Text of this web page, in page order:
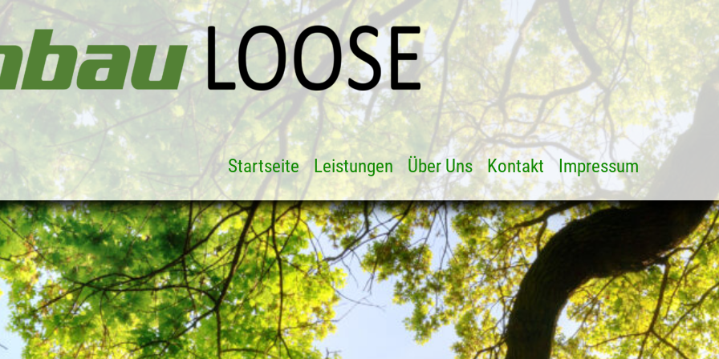
Startseite Leistungen Über Uns Kontakt Impressum